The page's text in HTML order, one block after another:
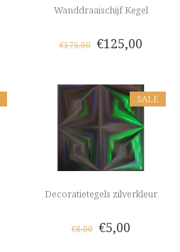
Wanddraaischijf Kegel
€175,00 €125,00
SALE
Decoratietegels zilverkleur
€8,00 €5,00